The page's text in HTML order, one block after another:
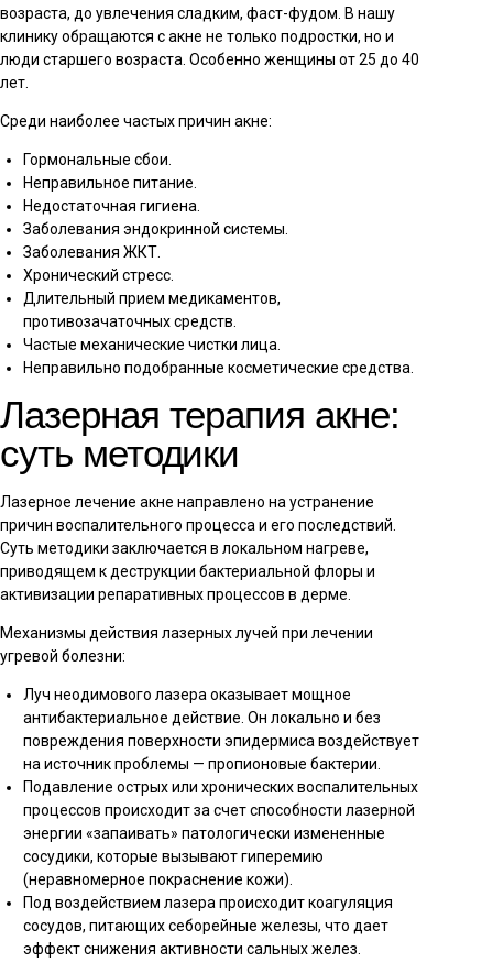
возраста, до увлечения сладким, фаст-фудом. В нашу
клинику обращаются с акне не только подростки, но и
люди старшего возраста. Особенно женщины от 25 до 40
лет.
Среди наиболее частых причин акне:
Гормональные сбои.
Неправильное питание.
Недостаточная гигиена.
Заболевания эндокринной системы.
Заболевания ЖКТ.
Хронический стресс.
Длительный прием медикаментов,
противозачаточных средств.
Частые механические чистки лица.
Неправильно подобранные косметические средства.
Лазерная терапия акне:
суть методики
Лазерное лечение акне направлено на устранение
причин воспалительного процесса и его последствий.
Суть методики заключается в локальном нагреве,
приводящем к деструкции бактериальной флоры и
активизации репаративных процессов в дерме.
Механизмы действия лазерных лучей при лечении
угревой болезни:
Луч неодимового лазера оказывает мощное
антибактериальное действие. Он локально и без
повреждения поверхности эпидермиса воздействует
на источник проблемы — пропионовые бактерии.
Подавление острых или хронических воспалительных
процессов происходит за счет способности лазерной
энергии «запаивать» патологически измененные
сосудики, которые вызывают гиперемию
(неравномерное покраснение кожи).
Под воздействием лазера происходит коагуляция
сосудов, питающих себорейные железы, что дает
эффект снижения активности сальных желез.